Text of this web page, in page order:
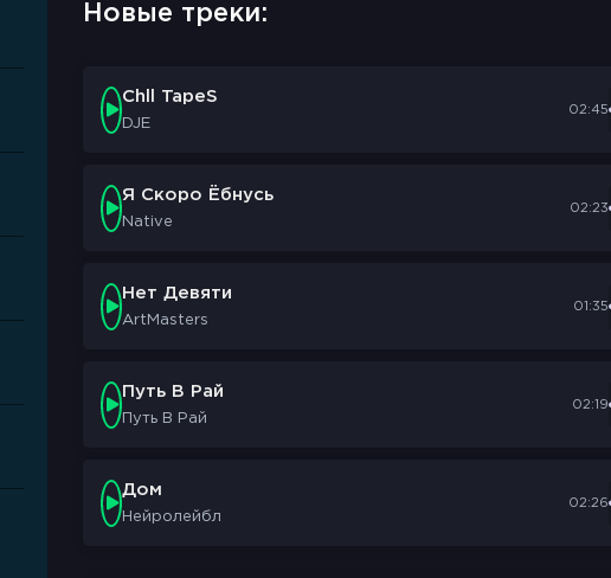
Новые треки:
Chll TapeS
DJE
02:45
Я Скоро Ёбнусь
Native
02:23
Нет Девяти
ArtMasters
01:35
Путь В Рай
Путь В Рай
02:19
Дом
Нейролейбл
02:26